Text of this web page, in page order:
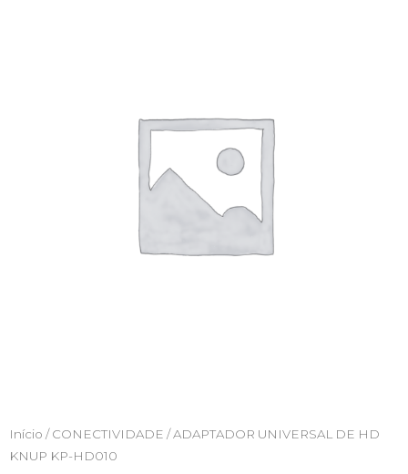
Início /CONECTIVIDADE / ADAPTADOR UNIVERSAL DE HD
KNUP KP-HD010